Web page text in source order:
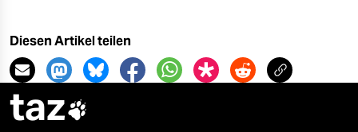
Diesen Artikel teilen
taz